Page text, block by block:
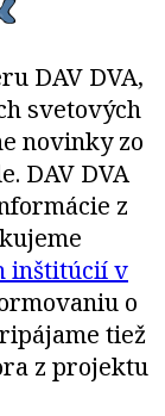
DAV DVA,
svetových
novinky zo
DAV DVA
z
inštitúcií v
o
tiež
z projektu